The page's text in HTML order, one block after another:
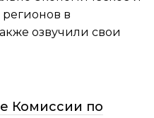
в
озвучили свои
Комиссии по